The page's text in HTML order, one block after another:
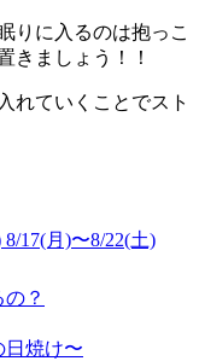
りに入るのは抱っこ
きましょう！！
れていくことでスト
17(月)〜8/22(土)
？
日焼け〜